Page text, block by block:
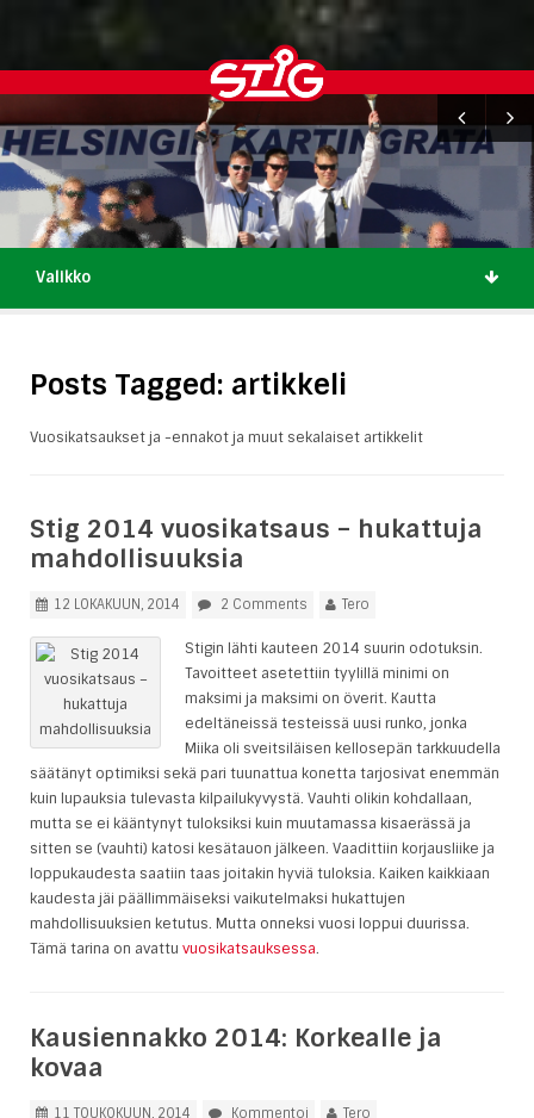
Valikko
Posts Tagged: artikkeli
Vuosikatsaukset ja -ennakot ja muut sekalaiset artikkelit
Stig 2014 vuosikatsaus – hukattuja
mahdollisuuksia
12 LOKAKUUN, 2014 2 Comments Tero
Stigin lähti kauteen 2014 suurin odotuksin.
Tavoitteet asetettiin tyylillä minimi on
maksimi ja maksimi on överit. Kautta
edeltäneissä testeissä uusi runko, jonka
Miika oli sveitsiläisen kellosepän tarkkuudella
säätänyt optimiksi sekä pari tuunattua konetta tarjosivat enemmän
kuin lupauksia tulevasta kilpailukyvystä. Vauhti olikin kohdallaan,
mutta se ei kääntynyt tuloksiksi kuin muutamassa kisaerässä ja
sitten se (vauhti) katosi kesätauon jälkeen. Vaadittiin korjausliike ja
loppukaudesta saatiin taas joitakin hyviä tuloksia. Kaiken kaikkiaan
kaudesta jäi päällimmäiseksi vaikutelmaksi hukattujen
mahdollisuuksien ketutus. Mutta onneksi vuosi loppui duurissa.
Tämä tarina on avattu vuosikatsauksessa.
Kausiennakko 2014: Korkealle ja
kovaa
11 TOUKOKUUN, 2014 Kommentoi Tero